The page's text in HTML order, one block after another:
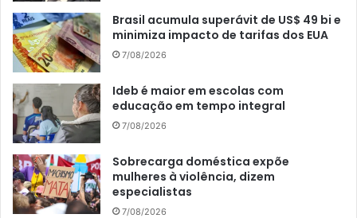
Brasil acumula superávit de US$ 49 bi e
minimiza impacto de tarifas dos EUA
7/08/2026
Ideb é maior em escolas com
educação em tempo integral
7/08/2026
Sobrecarga doméstica expõe
mulheres à violência, dizem
especialistas
7/08/2026